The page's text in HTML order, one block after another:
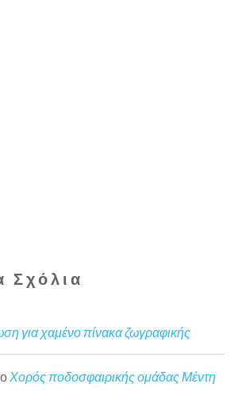
Σχόλια
για χαμένο πίνακα ζωγραφικής
Χορός ποδοσφαιρικής ομάδας Μέντη